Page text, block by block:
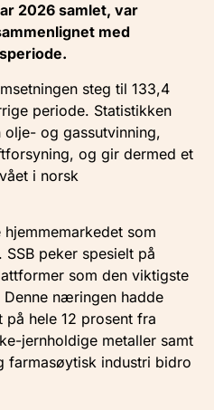
2026 samlet, var
med
steg til 133,4
periode. Statistikken
og gassutvinning,
og gir dermed et
i norsk
som
peker spesielt på
som den viktigste
næringen hadde
på hele 12 prosent fra
jernholdige metaller samt
farmasøytisk industri bidro